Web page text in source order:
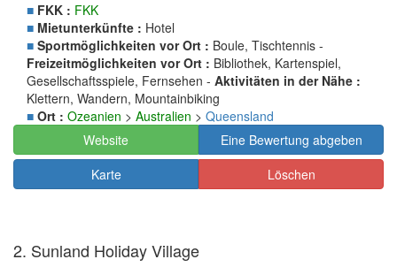
■ FKK : FKK
■ Mietunterkünfte : Hotel
■ Sportmöglichkeiten vor Ort : Boule, Tischtennis -
Freizeitmöglichkeiten vor Ort : Bibliothek, Kartenspiel,
Gesellschaftsspiele, Fernsehen - Aktivitäten in der Nähe :
Klettern, Wandern, Mountainbiking
■ Ort : Ozeanien > Australien > Queensland
Website
Eine Bewertung abgeben
Karte
Löschen
2. Sunland Holiday Village